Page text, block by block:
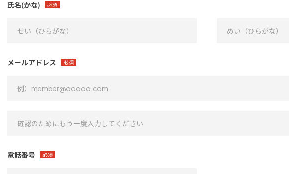
氏名(かな) 必須
メールアドレス 必須
電話番号 必須